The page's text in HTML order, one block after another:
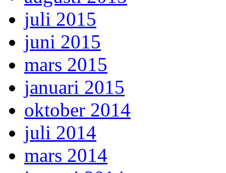
juli 2015
juni 2015
mars 2015
januari 2015
oktober 2014
juli 2014
mars 2014